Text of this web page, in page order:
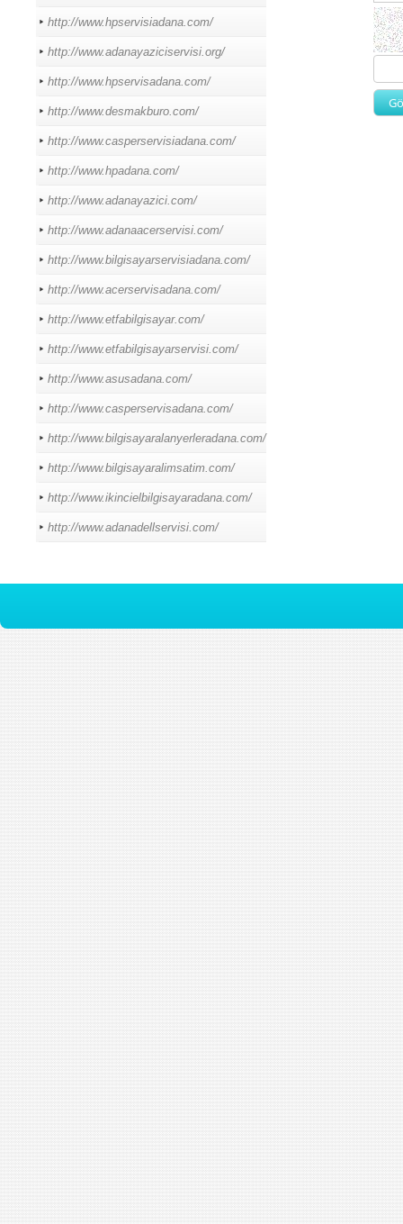
http://www.hpservisiadana.com/
http://www.adanayaziciservisi.org/
http://www.hpservisadana.com/
http://www.desmakburo.com/
http://www.casperservisiadana.com/
http://www.hpadana.com/
http://www.adanayazici.com/
http://www.adanaacerservisi.com/
http://www.bilgisayarservisiadana.com/
http://www.acerservisadana.com/
http://www.etfabilgisayar.com/
http://www.etfabilgisayarservisi.com/
http://www.asusadana.com/
http://www.casperservisadana.com/
http://www.bilgisayaralanyerleradana.com/
http://www.bilgisayaralimsatim.com/
http://www.ikincielbilgisayaradana.com/
http://www.adanadellservisi.com/